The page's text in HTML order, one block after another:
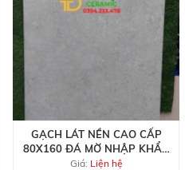
GẠCH LÁT NỀN CAO CẤP
80X160 ĐÁ MỜ NHẬP KHẨU
TBN
Giá: Liện hệ